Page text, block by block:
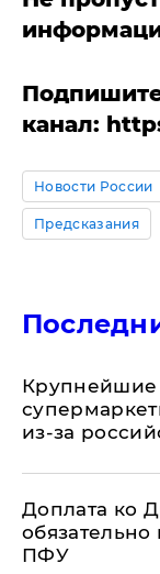
канал:
Новости России
Предсказания
Крупнейшие
из-за
Доплата ко
ПФУ